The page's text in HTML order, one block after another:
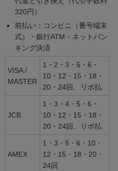
320円）
前払い：コンビニ（番号端末
式）・銀行ATM・ネットバン
キング決済
VISA /
MASTER
1・2・3・5・6・
10・12・15・18・
20・24回、リボ払
JCB
1・3・4・5・6・
10・12・15・18・
20・24回、リボ払
AMEX
1・3・5・6・10・
12・15・18・20・
24回